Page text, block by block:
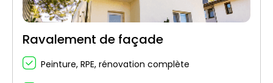
Ravalement de façade
Peinture, RPE, rénovation complète